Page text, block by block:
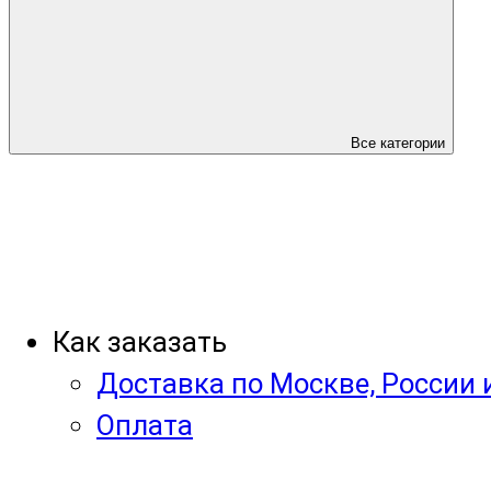
Все категории
Как заказать
Доставка по Москве, России
Оплата